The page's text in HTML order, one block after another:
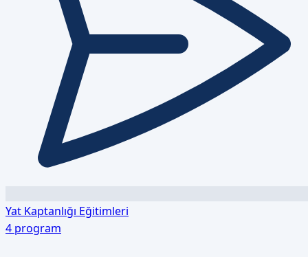
Yat Kaptanlığı Eğitimleri
4 program